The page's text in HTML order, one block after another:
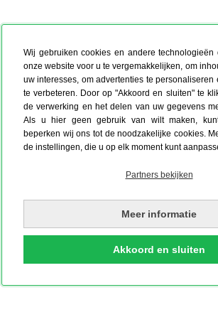
Wij gebruiken cookies en andere technologieën
onze website voor u te vergemakkelijken, om
uw interesses, om advertenties te personaliseren
te verbeteren. Door op "Akkoord en sluiten" te
de verwerking en het delen van uw gegevens
Als u hier geen gebruik van wilt maken,
beperken wij ons tot de noodzakelijke cookies.
de instellingen, die u op elk moment kunt
Partners bekijken
Meer informatie
Akkoord en sluiten